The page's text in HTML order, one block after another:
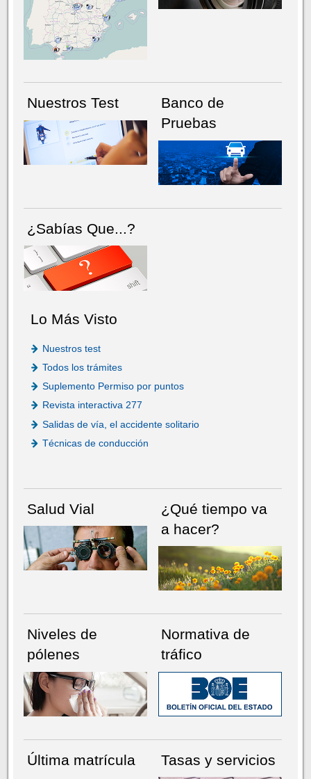
NÚMERO ACTUALHEMEROTECA
Nuestros Test
Banco de
Pruebas
¿Sabías Que...?
Lo Más Visto
Nuestros test
Todos los trámites
Suplemento Permiso por puntos
Revista interactiva 277
Salidas de vía, el accidente solitario
Técnicas de conducción
Salud Vial
¿Qué tiempo va
a hacer?
Niveles de
pólenes
Normativa de
tráfico
Última matrícula
Tasas y servicios